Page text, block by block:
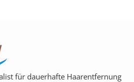
für dauerhafte Haarentfernung